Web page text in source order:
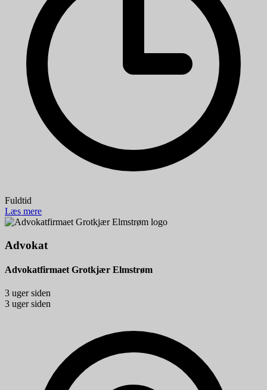
Fuldtid
Læs mere
Advokat
Advokatfirmaet Grotkjær Elmstrøm
3 uger siden
3 uger siden